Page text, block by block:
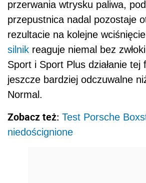
przerwania wtrysku paliwa,
przepustnica nadal pozostaje
rezultacie na kolejne
silnik reaguje niemal bez
Sport i Sport Plus działanie tej
jeszcze bardziej odczuwalne
Normal.
Zobacz też: Test Porsche
niedoścignione